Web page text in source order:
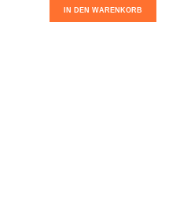
IN DEN WARENKORB